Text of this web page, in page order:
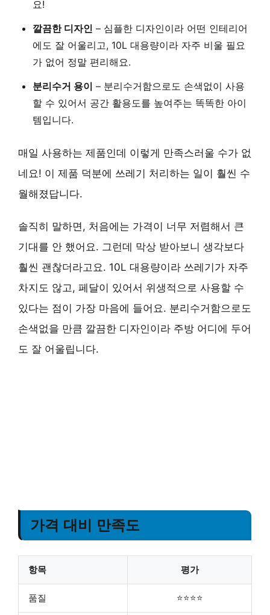
요!
깔끔한 디자인 – 심플한 디자인이라 어떤 인테리어
에도 잘 어울리고, 10L 대용량이라 자주 비울 필요
가 없어 정말 편리해요.
분리수거 용이 – 분리수거함으로도 손색없이 사용
할 수 있어서 공간 활용도를 높여주는 똑똑한 아이
템입니다.
매일 사용하는 제품인데 이렇게 만족스러울 수가 없
네요! 이 제품 덕분에 쓰레기 처리하는 일이 훨씬 수
월해졌답니다.
솔직히 말하면, 처음에는 가격이 너무 저렴해서 큰
기대를 안 했어요. 그런데 막상 받아보니 생각보다
훨씬 괜찮더라고요. 10L 대용량이라 쓰레기가 자주
차지도 않고, 페달이 있어서 위생적으로 사용할 수
있다는 점이 가장 마음에 들어요. 분리수거함으로도
손색없을 만큼 깔끔한 디자인이라 주방 어디에 두어
도 잘 어울립니다.
가격 대비 만족도
항목 평가
품질 ⭐⭐⭐⭐